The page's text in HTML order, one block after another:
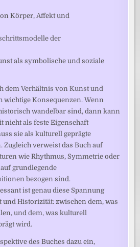
Körper, Affekt und
der
als symbolische und soziale
dem Verhältnis von Kunst und
wichtige Konsequenzen. Wenn
wandelbar sind, dann kann
nicht als feste Eigenschaft
sie als kulturell geprägte
verweist das Buch auf
wie Rhythmus, Symmetrie oder
grundlegende
bezogen sind.
ist genau diese Spannung
Historizität: zwischen dem, was
und dem, was kulturell
wird.
des Buches dazu ein,